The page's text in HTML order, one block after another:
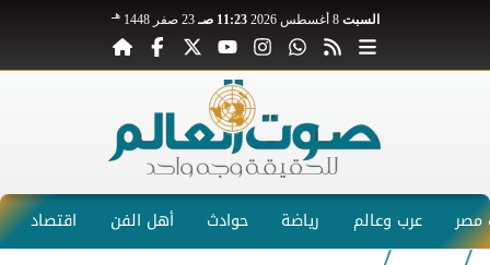
السبت 8 أغسطس 2026 11:23 صـ 23 صفر 1448 هـ
عرب وعالم رياضة حوادث أهل الفن اقتصاد